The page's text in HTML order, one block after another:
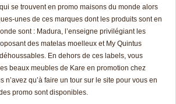
se trouvent en promo maisons du monde alors
unes de ces marques dont les produits sont en
sont : Madura, l’enseigne privilégiant les
des matelas moelleux et My Quintus
En dehors de ces labels, vous
beaux meubles de Kare en promotion chez
n’avez qu’à faire un tour sur le site pour vous en
promo sont disponibles.